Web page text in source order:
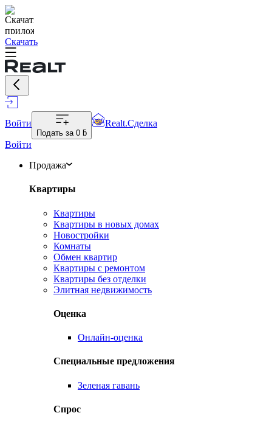
Скачать
Войти
Подать за 0 ƃ
Realt.Сделка
Войти
Продажа
Квартиры
Квартиры
Квартиры в новых домах
Новостройки
Комнаты
Обмен квартир
Квартиры с ремонтом
Квартиры без отделки
Элитная недвижимость
Оценка
Онлайн-оценка
Специальные предложения
Зеленая гавань
Спрос